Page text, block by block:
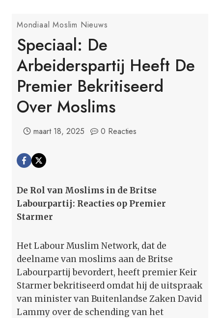
Mondiaal Moslim Nieuws
Speciaal: De
Arbeiderspartij Heeft De
Premier Bekritiseerd
Over Moslims
maart 18, 2025 0 Reacties
De Rol van Moslims in de Britse
Labourpartij: Reacties op Premier
Starmer
Het Labour Muslim Network, dat de
deelname van moslims aan de Britse
Labourpartij bevordert, heeft premier Keir
Starmer bekritiseerd omdat hij de uitspraak
van minister van Buitenlandse Zaken David
Lammy over de schending van het